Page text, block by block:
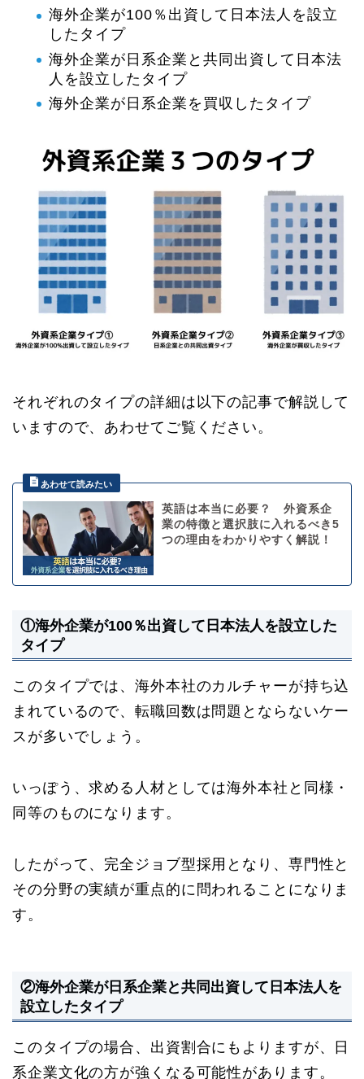
海外企業が100％出資して日本法人を設立
したタイプ
海外企業が日系企業と共同出資して日本法
人を設立したタイプ
海外企業が日系企業を買収したタイプ
それぞれのタイプの詳細は以下の記事で解説して
いますので、あわせてご覧ください。
英語は本当に必要？ 外資系企
業の特徴と選択肢に入れるべき5
つの理由をわかりやすく解説！
①海外企業が100％出資して日本法人を設立した
タイプ
このタイプでは、海外本社のカルチャーが持ち込
まれているので、転職回数は問題とならないケー
スが多いでしょう。
いっぽう、求める人材としては海外本社と同様・
同等のものになります。
したがって、完全ジョブ型採用となり、専門性と
その分野の実績が重点的に問われることになりま
す。
②海外企業が日系企業と共同出資して日本法人を
設立したタイプ
このタイプの場合、出資割合にもよりますが、日
系企業文化の方が強くなる可能性があります。